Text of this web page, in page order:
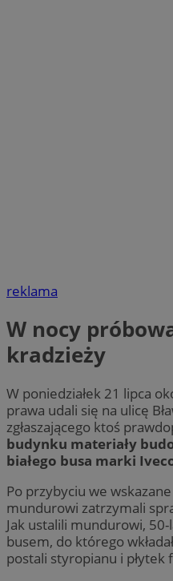
reklama
W nocy
kradzieży
W poniedziałek 21 lipca
prawa udali się na ulicę
zgłaszającego ktoś
budynku materiały
białego busa marki
Po przybyciu we
mundurowi zatrzymali
Jak ustalili mundurowi,
busem, do którego
postali styropianu i płytek